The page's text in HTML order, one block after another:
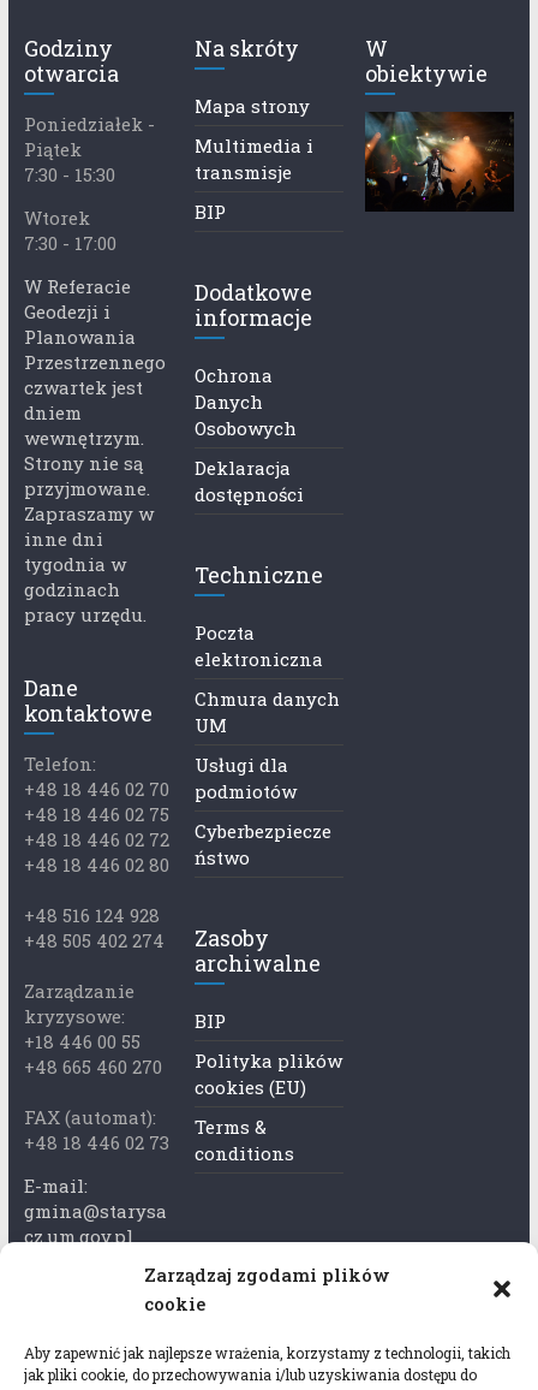
Zarządzaj zgodami plików
cookie
Aby zapewnić jak najlepsze wrażenia, korzystamy z technologii, takich
jak pliki cookie, do przechowywania i/lub uzyskiwania dostępu do
Godziny
otwarcia
Poniedziałek -
Piątek
7:30 - 15:30
Wtorek
7:30 - 17:00
W Referacie
Geodezji i
Planowania
Przestrzennego
czwartek jest
dniem
wewnętrzym.
Strony nie są
przyjmowane.
Zapraszamy w
inne dni
tygodnia w
godzinach
pracy urzędu.
Dane
kontaktowe
Telefon:
+48 18 446 02 70
+48 18 446 02 75
+48 18 446 02 72
+48 18 446 02 80
+48 516 124 928
+48 505 402 274
Zarządzanie
kryzysowe:
+18 446 00 55
+48 665 460 270
FAX (automat):
+48 18 446 02 73
E-mail:
gmina@starysa
cz.um.gov.pl
Adres skrzynki
rytka
Na skróty
Mapa strony
Multimedia i
transmisje
BIP
Dodatkowe
informacje
Ochrona
Danych
Osobowych
Deklaracja
dostępności
Techniczne
Poczta
elektroniczna
Chmura danych
UM
Usługi dla
podmiotów
Cyberbezpiecze
ństwo
Zasoby
archiwalne
BIP
Polityka plików
cookies (EU)
Terms &
conditions
W
obiektywie